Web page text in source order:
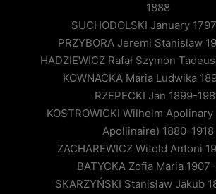
1888
SUCHODOLSKI January
PRZYBORA Jeremi Stanisław
HADZIEWICZ Rafał Szymon
KOWNACKA Maria Ludwika
RZEPECKI Jan 1899-
KOSTROWICKI Wilhelm
Apollinaire) 1880-1918
ZACHAREWICZ Witold Antoni
BATYCKA Zofia Maria
SKARZYŃSKI Stanisław Jakub